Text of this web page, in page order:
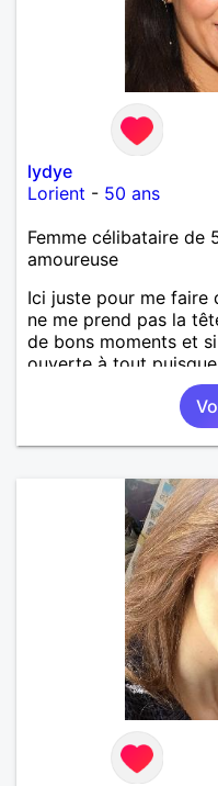
lydye
Lorient - 50 ans
Femme célibataire de
amoureuse
Ici juste pour me faire
ne me prend pas la
de bons moments et
ouverte à tout